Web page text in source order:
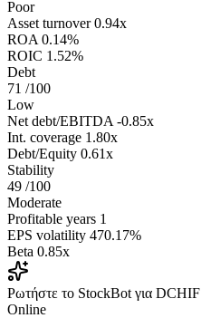
Poor
Asset turnover 0.94x
ROA 0.14%
ROIC 1.52%
Debt
71 /100
Low
Net debt/EBITDA -0.85x
Int. coverage 1.80x
Debt/Equity 0.61x
Stability
49 /100
Moderate
Profitable years 1
EPS volatility 470.17%
Beta 0.85x
Ρωτήστε το StockBot για DCHIF
Online